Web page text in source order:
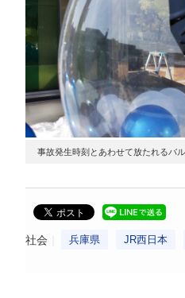
事故発生時刻とあわせて放たれるバ
社会 兵庫県 JR西日本